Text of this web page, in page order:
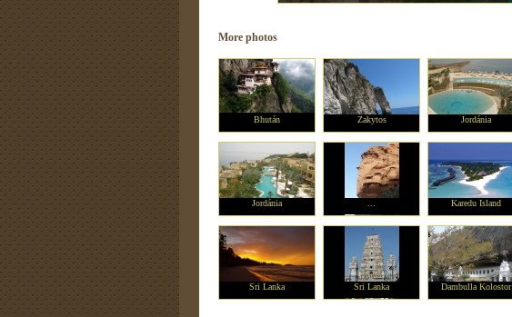
More photos
Bhután Zakytos Jordánia
Jordánia Karedu Island
Sri Lanka Sri Lanka Dambulla Kolostor